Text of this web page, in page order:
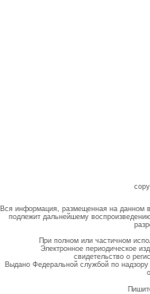
Вся информация, размещенная на данном
подлежит дальнейшему
При полном или частичном
Электронное периодическое
свидетельство о
Выдано Федеральной службой по